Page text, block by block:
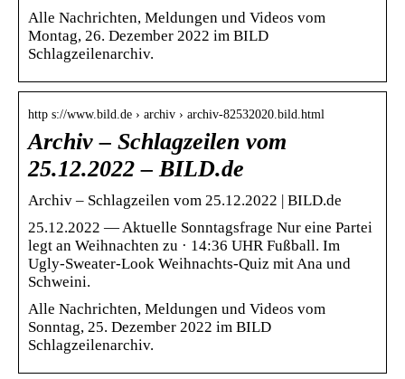
Alle Nachrichten, Meldungen und Videos vom
Montag, 26. Dezember 2022 im BILD
Schlagzeilenarchiv.
http s://www.bild.de › archiv › archiv-82532020.bild.html
Archiv – Schlagzeilen vom
25.12.2022 – BILD.de
Archiv – Schlagzeilen vom 25.12.2022 | BILD.de
25.12.2022 — Aktuelle Sonntagsfrage Nur eine Partei
legt an Weihnachten zu · 14:36 UHR Fußball. Im
Ugly-Sweater-Look Weihnachts-Quiz mit Ana und
Schweini.
Alle Nachrichten, Meldungen und Videos vom
Sonntag, 25. Dezember 2022 im BILD
Schlagzeilenarchiv.